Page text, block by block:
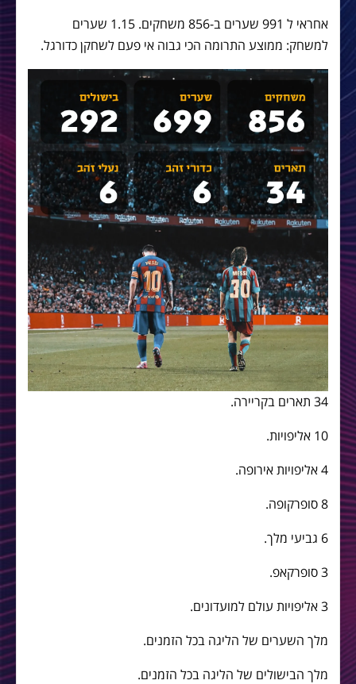
אחראי ל 991 שערים ב-856 משחקים. 1.15 שערים
למשחק: ממוצע התרומה הכי גבוה אי פעם לשחקן כדורגל.
34 תארים בקריירה.
10 אליפויות.
4 אליפויות אירופה.
8 סופרקופה.
6 גביעי מלך.
3 סופרקאפ.
3 אליפויות עולם למועדונים.
מלך השערים של הליגה בכל הזמנים.
מלך הבישולים של הליגה בכל הזמנים.